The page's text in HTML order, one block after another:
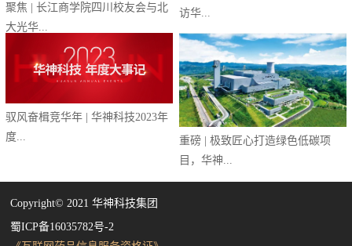
聚焦 | 长江商学院四川校友会与北
大光华...
访华...
驭风奋楫竞华年 | 华神科技2023年
度...
重磅 | 极致匠心打造绿色低碳项
目，华神...
Copyright©️ 2021 华神科技集团
蜀ICP备16035782号-2